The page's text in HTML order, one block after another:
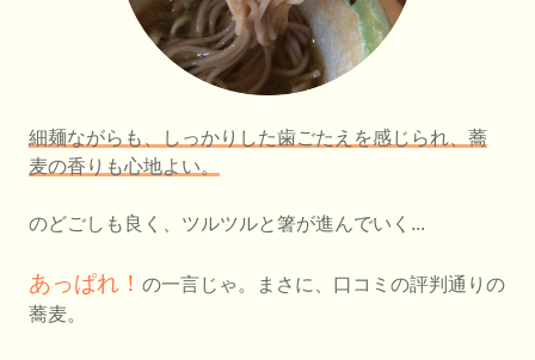
細麺ながらも、しっかりした歯ごたえを感じられ、蕎
麦の香りも心地よい。
のどごしも良く、ツルツルと箸が進んでいく...
あっぱれ！の一言じゃ。まさに、口コミの評判通りの
蕎麦。